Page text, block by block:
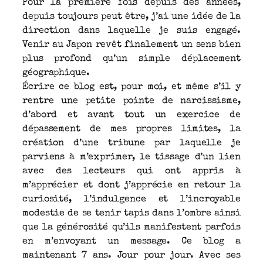
Pour la première fois depuis des années,
depuis toujours peut être, j’ai une idée de la
direction dans laquelle je suis engagé.
Venir au Japon revêt finalement un sens bien
plus profond qu’un simple déplacement
géographique.
Écrire ce blog est, pour moi, et même s’il y
rentre une petite pointe de narcissisme,
d’abord et avant tout un exercice de
dépassement de mes propres limites, la
création d’une tribune par laquelle je
parviens à m’exprimer, le tissage d’un lien
avec des lecteurs qui ont appris à
m’apprécier et dont j’apprécie en retour la
curiosité, l’indulgence et l’incroyable
modestie de se tenir tapis dans l’ombre ainsi
que la générosité qu’ils manifestent parfois
en m’envoyant un message. Ce blog a
maintenant 7 ans. Jour pour jour. Avec ses